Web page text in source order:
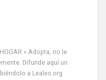
» Adopta, no le
Difunde aquí un
a Leales.org